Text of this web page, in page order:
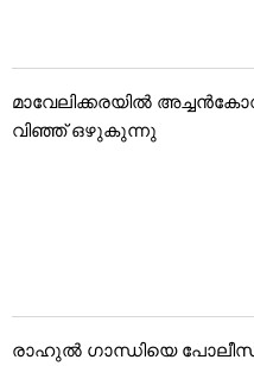
മാവേലിക്കരയിൽ
വിഞ്ഞ് ഒഴുകുന്നു
രാഹുൽ ഗാന്ധിയെ പോലീസ്